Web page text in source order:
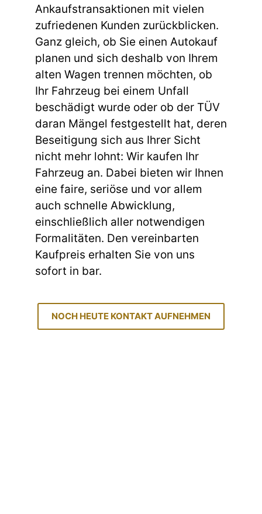
Ankaufstransaktionen mit vielen
zufriedenen Kunden zurückblicken.
Ganz gleich, ob Sie einen Autokauf
planen und sich deshalb von Ihrem
alten Wagen trennen möchten, ob
Ihr Fahrzeug bei einem Unfall
beschädigt wurde oder ob der TÜV
daran Mängel festgestellt hat, deren
Beseitigung sich aus Ihrer Sicht
nicht mehr lohnt: Wir kaufen Ihr
Fahrzeug an. Dabei bieten wir Ihnen
eine faire, seriöse und vor allem
auch schnelle Abwicklung,
einschließlich aller notwendigen
Formalitäten. Den vereinbarten
Kaufpreis erhalten Sie von uns
sofort in bar.
NOCH HEUTE KONTAKT AUFNEHMEN